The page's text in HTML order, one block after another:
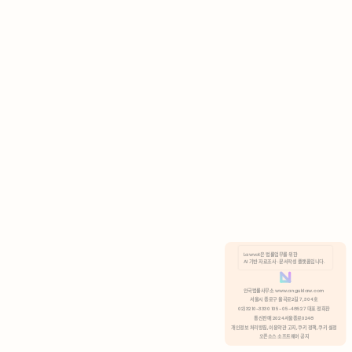
분석 쿠키 허용
Lawvot은 법률업무를 위한
AI 기반 자료조사 · 문서작성 플랫폼입니다.
안국법률사무소 www.anguklaw.com
서울시 종로구 율곡로2길 7, 304호
02)3210-3330 105-05-48527 대표 정희찬
통신판매 2024서울종로0248
개인정보 처리방침, 이용약관 고지, 쿠키 정책, 쿠키 설정
오픈소스 소프트웨어 공지